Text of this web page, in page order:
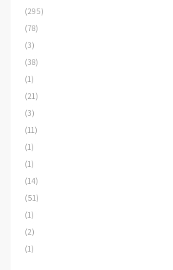
(295)
(78)
(3)
(38)
(1)
(21)
(3)
(11)
(1)
(1)
(14)
(51)
(1)
(2)
(1)